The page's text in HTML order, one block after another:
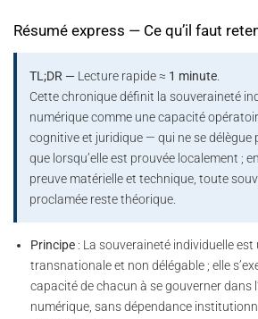
Résumé express — Ce qu’il faut
TL;DR — Lecture rapide ≈ 1 minute.
Cette chronique définit la souveraineté
numérique comme une capacité
cognitive et juridique — qui ne se délègue
que lorsqu’elle est prouvée localement ;
preuve matérielle et technique, toute
proclamée reste théorique.
Principe: La souveraineté individuelle est
transnationale et non délégable ; elle
capacité de chacun à se gouverner dans
numérique, sans dépendance